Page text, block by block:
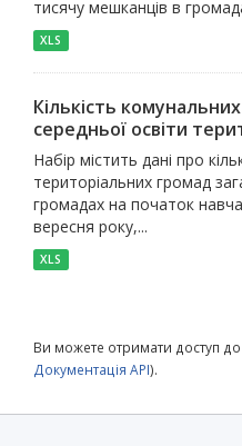
тисячу мешканців в
XLS
Кількість
середньої освіти
Набір містить дані про
територіальних громад
громадах на початок
вересня року,...
XLS
Ви можете отримати доступ
Документація API).